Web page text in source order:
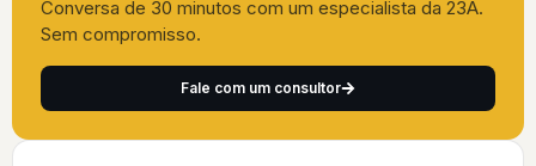
Conversa de 30 minutos com um especialista da 23A.
Sem compromisso.
Fale com um consultor